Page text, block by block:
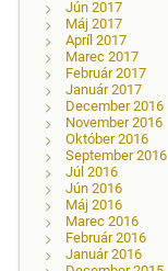
Jún 2017
Máj 2017
Apríl 2017
Marec 2017
Február 2017
Január 2017
December 2016
November 2016
Október 2016
September 2016
Júl 2016
Jún 2016
Máj 2016
Marec 2016
Február 2016
Január 2016